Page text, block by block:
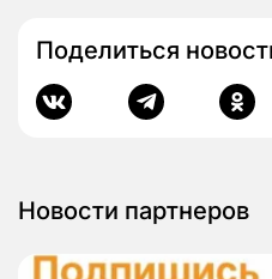
Поделиться
Новости партнеров